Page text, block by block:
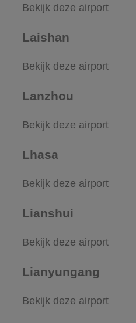
Bekijk deze airport
Laishan
Bekijk deze airport
Lanzhou
Bekijk deze airport
Lhasa
Bekijk deze airport
Lianshui
Bekijk deze airport
Lianyungang
Bekijk deze airport